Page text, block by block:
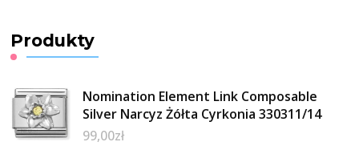
Produkty
Nomination Element Link Composable
Silver Narcyz Żółta Cyrkonia 330311/14
99,00zł